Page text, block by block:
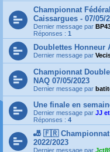
Championnat
Caissargues - 07/05/
Dernier message par
Réponses : 1
Doublettes Honneur
Dernier message par
Championnat
NAQ 07/05/2023
Dernier message par
Une finale en
Dernier message par JJ
Réponses : 4
🎳 🇫🇷 Championnat
2022/2023
Dernier message par